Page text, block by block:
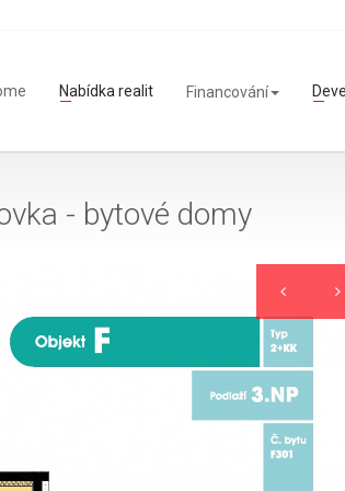
Nabídka realit Financování
- bytové domy